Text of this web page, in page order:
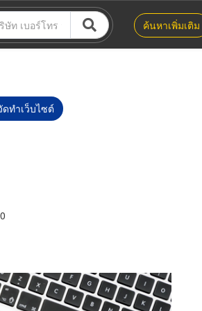
ค้นหาเพิ่มเติม
ทำเว็บไซต์